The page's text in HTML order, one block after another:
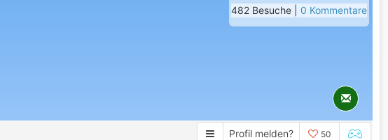
482 Besuche | 0 Kommentare
Profil melden? 50